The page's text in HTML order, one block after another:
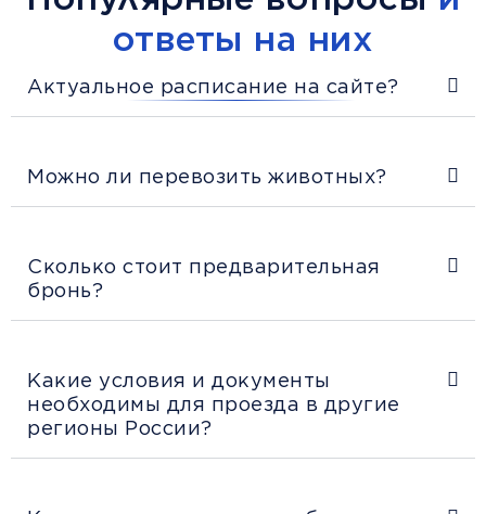
ответы на них
Актуальное расписание на сайте?
Можно ли перевозить животных?
Сколько стоит предварительная
бронь?
Какие условия и документы
необходимы для проезда в другие
регионы России?